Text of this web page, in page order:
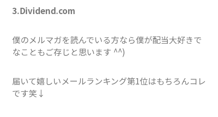
3.Dividend.com
僕のメルマガを読んでいる方なら僕が配当大好きで
なこともご存じと思います ^^)
届いて嬉しいメールランキング第1位はもちろんコレ
です笑↓